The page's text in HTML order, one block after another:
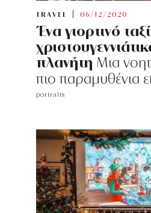
TRAVEL 06/12/2020
Ένα γιορτινό
πλανήτη Μια
πιο παραμυθένια
portraits